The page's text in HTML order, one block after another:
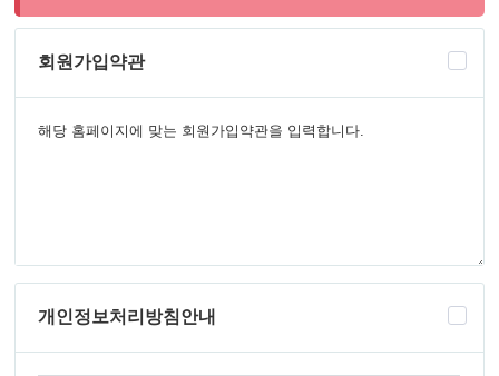
회원가입약관
개인정보처리방침안내